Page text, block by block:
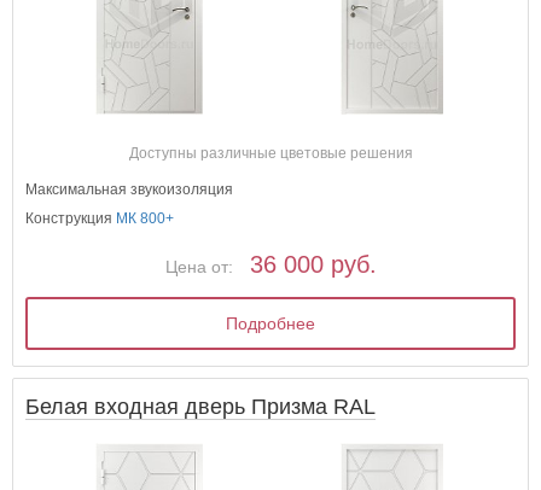
Доступны различные цветовые решения
Максимальная звукоизоляция
Конструкция МК 800+
Цена от: 36 000 руб.
Подробнее
Белая входная дверь Призма RAL